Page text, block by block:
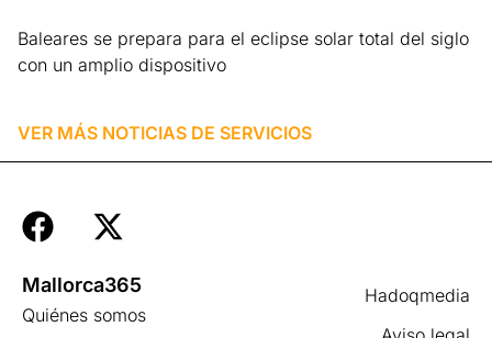
Baleares se prepara para el eclipse solar total del siglo
con un amplio dispositivo
VER MÁS NOTICIAS DE SERVICIOS
Hadoqmedia
Mallorca365
Quiénes somos